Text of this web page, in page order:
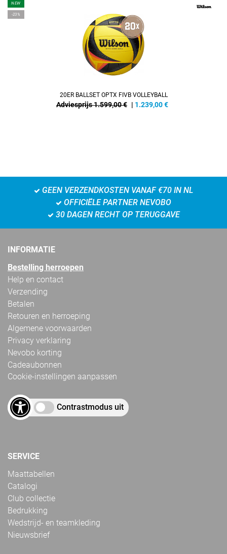
NEW
-23%
20ER BALLSET OPTX FIVB VOLLEYBALL
Adviesprijs 1.599,00 € | 1.239,00€
GEEN VERZENDKOSTEN VANAF €70 IN NL
OFFICIËLE PARTNER NEVOBO
30 DAGEN RECHT OP TERUGGAVE
INFORMATIE
Bestelling herroepen
Help en contact
Verzending
Betalen
Retouren en herroeping
Algemene voorwaarden
Privacy verklaring
Nevobo korting
Cadeaubonnen
Cookie-instellingen aanpassen
Contrastmodus uit
SERVICE
Maattabellen
Catalogi
Club collectie
Bedrukking
Wedstrijd- en teamkleding
Nieuwsbrief